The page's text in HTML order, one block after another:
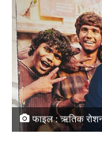
फाइल : ऋतिक